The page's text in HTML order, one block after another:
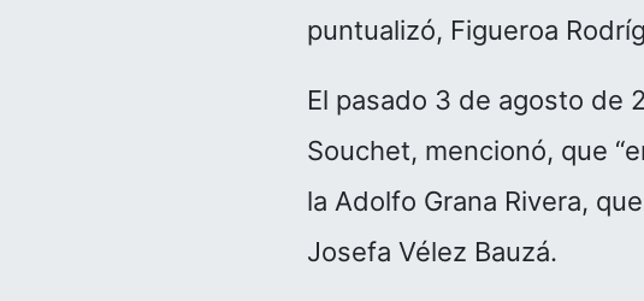
puntualizó, Figueroa
El pasado 3 de agosto de
Souchet, mencionó, que
la Adolfo Grana Rivera,
Josefa Vélez Bauzá.